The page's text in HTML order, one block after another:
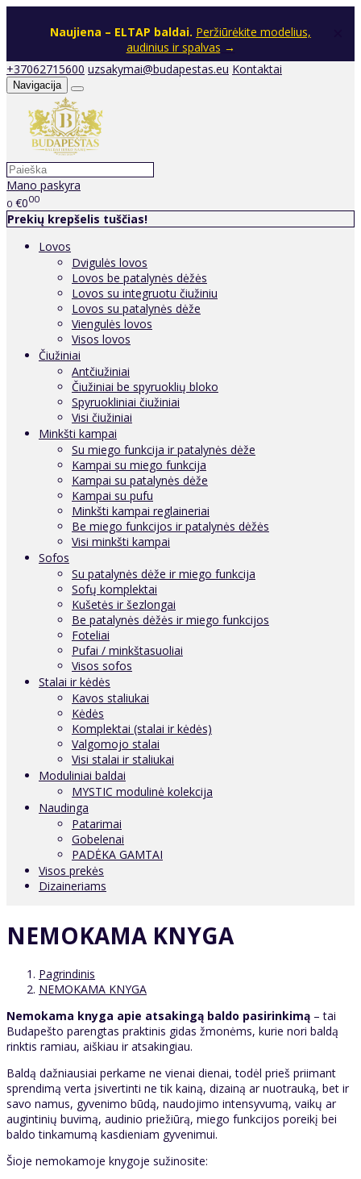
Naujiena – ELTAP baldai. Peržiūrėkite modelius,
audinius ir spalvas →
+37062715600 uzsakymai@budapestas.eu Kontaktai
Navigacija
Mano paskyra
0 €000
Prekių krepšelis tuščias!
Lovos
Dvigulės lovos
Lovos be patalynės dėžės
Lovos su integruotu čiužiniu
Lovos su patalynės dėže
Viengulės lovos
Visos lovos
Čiužiniai
Antčiužiniai
Čiužiniai be spyruoklių bloko
Spyruokliniai čiužiniai
Visi čiužiniai
Minkšti kampai
Su miego funkcija ir patalynės dėže
Kampai su miego funkcija
Kampai su patalynės dėže
Kampai su pufu
Minkšti kampai reglaineriai
Be miego funkcijos ir patalynės dėžės
Visi minkšti kampai
Sofos
Su patalynės dėže ir miego funkcija
Sofų komplektai
Kušetės ir šezlongai
Be patalynės dėžės ir miego funkcijos
Foteliai
Pufai / minkštasuoliai
Visos sofos
Stalai ir kėdės
Kavos staliukai
Kėdės
Komplektai (stalai ir kėdės)
Valgomojo stalai
Visi stalai ir staliukai
Moduliniai baldai
MYSTIC modulinė kolekcija
Naudinga
Patarimai
Gobelenai
PADĖKA GAMTAI
Visos prekės
Dizaineriams
NEMOKAMA KNYGA
Pagrindinis
NEMOKAMA KNYGA
Nemokama knyga apie atsakingą baldo pasirinkimą – tai
Budapešto parengtas praktinis gidas žmonėms, kurie nori baldą
rinktis ramiau, aiškiau ir atsakingiau.
Baldą dažniausiai perkame ne vienai dienai, todėl prieš priimant
sprendimą verta įsivertinti ne tik kainą, dizainą ar nuotrauką, bet ir
savo namus, gyvenimo būdą, naudojimo intensyvumą, vaikų ar
augintinių buvimą, audinio priežiūrą, miego funkcijos poreikį bei
baldo tinkamumą kasdieniam gyvenimui.
Šioje nemokamoje knygoje sužinosite: